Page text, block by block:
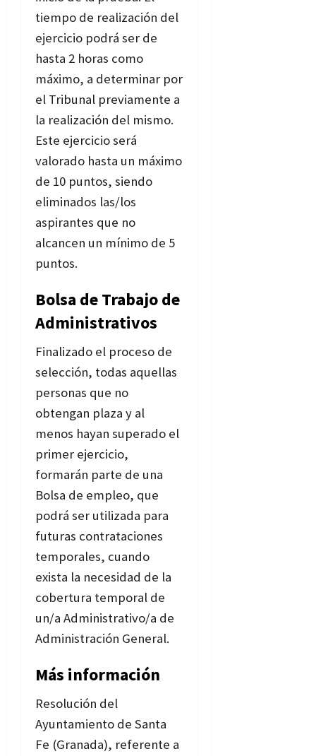
tiempo de realización del
ejercicio podrá ser de
hasta 2 horas como
máximo, a determinar por
el Tribunal previamente a
la realización del mismo.
Este ejercicio será
valorado hasta un máximo
de 10 puntos, siendo
eliminados las/los
aspirantes que no
alcancen un mínimo de 5
puntos.
Bolsa de Trabajo de
Administrativos
Finalizado el proceso de
selección, todas aquellas
personas que no
obtengan plaza y al
menos hayan superado el
primer ejercicio,
formarán parte de una
Bolsa de empleo, que
podrá ser utilizada para
futuras contrataciones
temporales, cuando
exista la necesidad de la
cobertura temporal de
un/a Administrativo/a de
Administración General.
Más información
Resolución del
Ayuntamiento de Santa
Fe (Granada), referente a